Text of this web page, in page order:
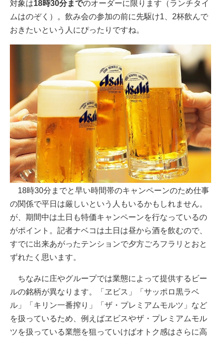
対象は18時30分までのオーダーに限ります（ランチタイ
ムはのぞく）。飲み会の参加の前に先駆け1、2杯飲んで
おきたいという人にぴったりですね。
18時30分までと早い時間帯のキャンペーンのため仕事
の関係で平日は厳しいという人もいるかもしれません。
が、期間中は土日も特価キャンペーンを行なっているの
がポイント。記者ナベコは土日は昼から酒を飲むので、
すでに出来あがったテンションで夕方ごろフラリとおと
ずれたく思います。
ちなみに庄やグループでは業態によって提供するビー
ルの銘柄が異なります。「ヱビス」「サッポロ黒ラベ
ル」「キリン一番搾り」「ザ・プレミアムモルツ」など
を扱っているため、例えばヱビスやザ・プレミアムモル
ツを扱っている業態を狙っていけばオトク感はさらに高